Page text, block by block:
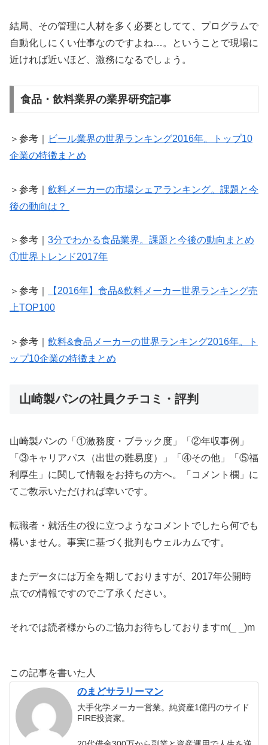
結局、その管理に人材を多く必要としてて、プログラムで
自動化しにくい仕事なのですよね…。ということで現場に
近ければ近いほど、激務になるでしょう。
食品・飲料業界の業界研究記事
＞参考｜
ビール業界の世界ランキング2016年。トップ10
企業の特徴まとめ
＞参考｜ 飲料メーカーの市場シェアランキング。課題と今
後の動向は？
＞参考｜ 3分でわかる食品業界。課題と今後の動向まとめ
①世界トレンド2017年
＞参考｜
【2016年】食品&飲料メーカー世界ランキング売
上TOP100
＞参考｜ 飲料&食品メーカーの世界ランキング2016年。ト
ップ10企業の特徴まとめ
山崎製パンの社員クチコミ・評判
山崎製パンの「①激務度・ブラック度」「②年収事例」
「③キャリアパス（出世の難易度）」「④その他」「⑤福
利厚生」に関して情報をお持ちの方へ。「コメント欄」に
てご教示いただければ幸いです。
転職者・就活生の役に立つようなコメントでしたら何でも
構いません。事実に基づく批判もウェルカムです。
またデータには万全を期しておりますが、2017年公開時
点での情報ですのでご了承ください。
それでは読者様からのご協力お待ちしておりますm(_ _)m
この記事を書いた人
のまどサラリーマン
大手化学メーカー営業。純資産1億円のサイド
FIRE投資家。